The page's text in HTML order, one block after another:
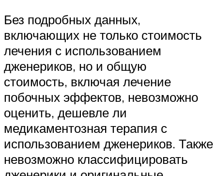
Без подробных данных,
включающих не только стоимость
лечения с использованием
дженериков, но и общую
стоимость, включая лечение
побочных эффектов, невозможно
оценить, дешевле ли
медикаментозная терапия с
использованием дженериков. Также
невозможно классифицировать